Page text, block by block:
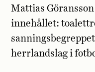
Mattias
innehållet:
herrlandslag i